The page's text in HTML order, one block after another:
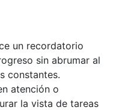
un recordatorio
sin abrumar al
constantes.
atención o
la vista de tareas